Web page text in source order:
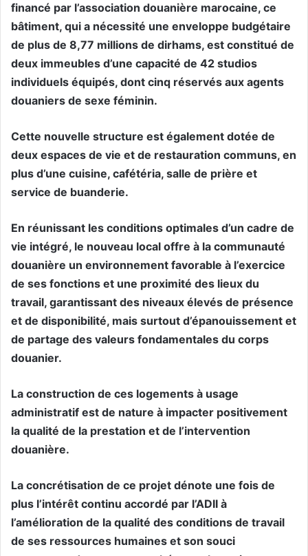
financé par l’association douanière marocaine, ce
bâtiment, qui a nécessité une enveloppe budgétaire
de plus de 8,77 millions de dirhams, est constitué de
deux immeubles d’une capacité de 42 studios
individuels équipés, dont cinq réservés aux agents
douaniers de sexe féminin.
Cette nouvelle structure est également dotée de
deux espaces de vie et de restauration communs, en
plus d’une cuisine, cafétéria, salle de prière et
service de buanderie.
En réunissant les conditions optimales d’un cadre de
vie intégré, le nouveau local offre à la communauté
douanière un environnement favorable à l’exercice
de ses fonctions et une proximité des lieux du
travail, garantissant des niveaux élevés de présence
et de disponibilité, mais surtout d’épanouissement et
de partage des valeurs fondamentales du corps
douanier.
La construction de ces logements à usage
administratif est de nature à impacter positivement
la qualité de la prestation et de l’intervention
douanière.
La concrétisation de ce projet dénote une fois de
plus l’intérêt continu accordé par l’ADII à
l’amélioration de la qualité des conditions de travail
de ses ressources humaines et son souci